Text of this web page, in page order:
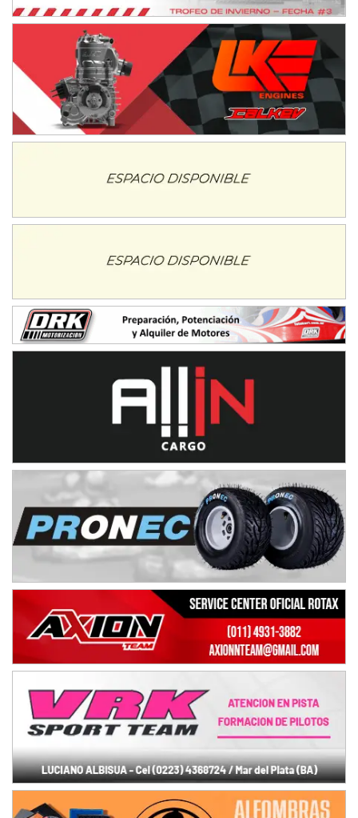
Humboldt (Santa Fe)
NORESTE SANTAFESINO - F6
Ciudad de Avellaneda (Asfalto)
Avellaneda (Santa Fe)
SUR SANTAFESINO - F4
José Samuel Sánchez (Tierra)
Rufino (Santa Fe)
Juan Navarro (Asfalto)